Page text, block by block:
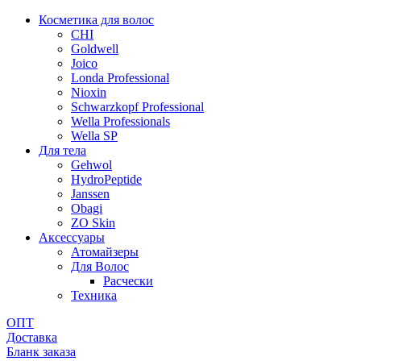
Косметика для волос
CHI
Goldwell
Joico
Londa Professional
Nioxin
Schwarzkopf Professional
Wella Professionals
Wella SP
Для тела
Gehwol
HydroPeptide
Janssen
Obagi
ZO Skin
Aксессуары
Атомайзеры
Для Волос
Расчески
Техника
ОПТ
Доставка
Бланк заказа